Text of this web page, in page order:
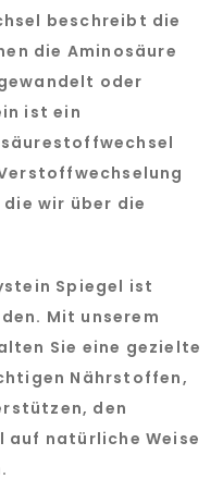
beschreibt die
die Aminosäure
oder
ist ein
wir über die
Spiegel ist
Mit unserem
Sie eine gezielte
Nährstoffen,
den
natürliche Weise